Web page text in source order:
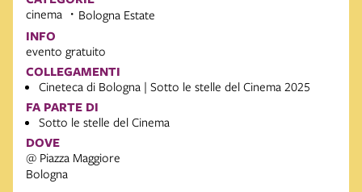
cinema Bologna Estate
INFO
evento gratuito
COLLEGAMENTI
Cineteca di Bologna | Sotto le stelle del Cinema 2025
FA PARTE DI
Sotto le stelle del Cinema
DOVE
@ Piazza Maggiore
Bologna